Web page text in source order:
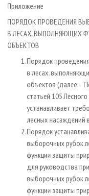
Приложение
ПОРЯДОК ПРОВЕДЕНИЯ
В ЛЕСАХ, ВЫПОЛНЯЮЩИХ
ОБЪЕКТОВ
Порядок
в лесах,
объектов (далее –
статьей 105
устанавливает
лесных насаждений
Порядок
выборочных рубок
функции защиты
для руководства
выборочных рубок
функции защиты